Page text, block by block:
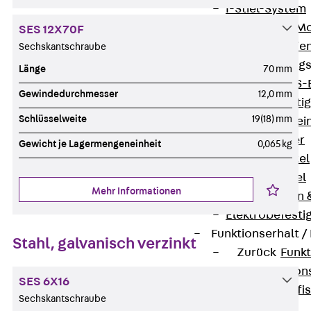
I-Stiel-System
PUK-STRUT-
C-Profil-
KTS-
Zurück
Dübel & Anker
Abhängemittel
Schraubmittel
Ankermuttern
Funktionserhalt
Zurück
SES 12X70F
Sechskantschraube
Länge 70 mm
Gewindedurchmesser 12,0 mm
Schlüsselweite 19(18) mm
Gewicht je Lagermengeneinheit 0,065 kg
Mehr Informationen
Stahl, galvanisch verzinkt
SES 6X16
Sechskantschraube